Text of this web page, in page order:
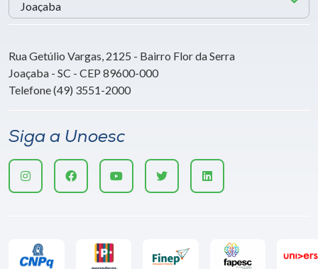
Rua Getúlio Vargas, 2125 - Bairro Flor da Serra
Joaçaba - SC - CEP 89600-000
Telefone (49) 3551-2000
Siga a Unoesc